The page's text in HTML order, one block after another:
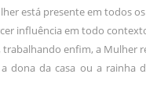
está presente em todos
influência em todo
enfim, a Mulher
dona da casa ou a rainha